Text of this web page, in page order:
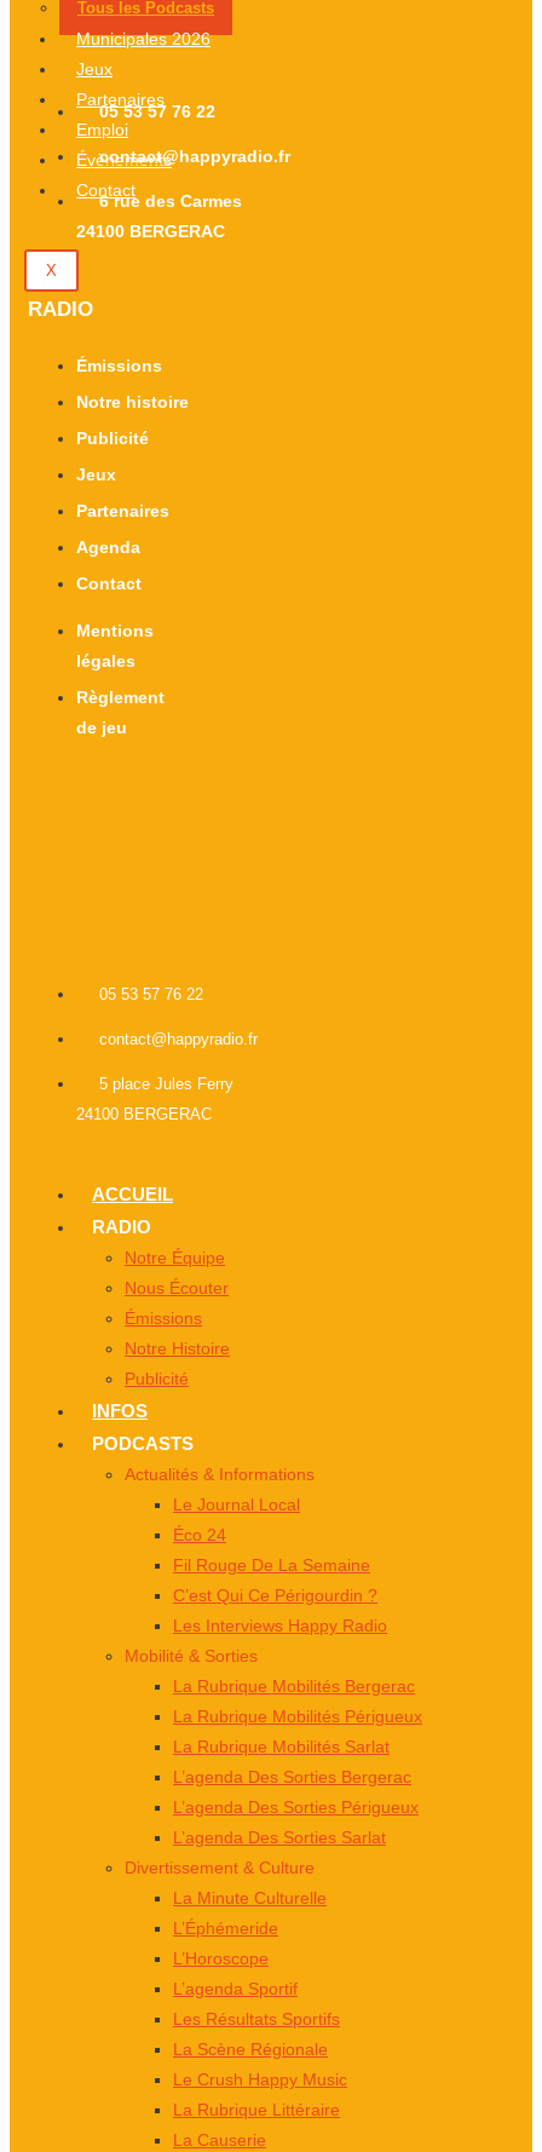
Tous les Podcasts
Municipales 2026
Jeux
Partenaires
Emploi
Évènements
Contact
X
sur
la
du
de
Bergerac
ouvrier
s’est
avec
disqueuse
05 53 57 76 22
contact@happyradio.fr
6 rue des Carmes
24100 BERGERAC
RADIO
Émissions
Notre histoire
Publicité
Jeux
Partenaires
Agenda
Contact
Mentions
légales
Règlement
de jeu
05 53 57 76 22
contact@happyradio.fr
5 place Jules Ferry
24100 BERGERAC
ACCUEIL
RADIO
Notre Équipe
Nous Écouter
Émissions
Notre Histoire
Publicité
INFOS
PODCASTS
Actualités & Informations
Le Journal Local
Éco 24
Fil Rouge De La Semaine
C’est Qui Ce Périgourdin ?
Les Interviews Happy Radio
Mobilité & Sorties
La Rubrique Mobilités Bergerac
La Rubrique Mobilités Périgueux
La Rubrique Mobilités Sarlat
L’agenda Des Sorties Bergerac
L’agenda Des Sorties Périgueux
L’agenda Des Sorties Sarlat
Divertissement & Culture
La Minute Culturelle
L’Éphémeride
L’Horoscope
L’agenda Sportif
Les Résultats Sportifs
La Scène Régionale
Le Crush Happy Music
La Rubrique Littéraire
La Causerie